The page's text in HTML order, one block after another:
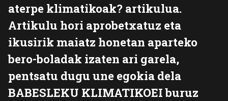
aterpe klimatikoak? artikulua.
Artikulu hori aprobetxatuz eta
ikusirik maiatz honetan aparteko
bero-boladak izaten ari garela,
pentsatu dugu une egokia dela
BABESLEKU KLIMATIKOEI buruz